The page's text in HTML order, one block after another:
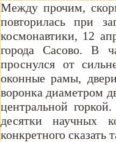
Между прочим,
повторилась при
космонавтики, 12
города Сасово. В
проснулся от
оконные рамы,
воронка диаметром
центральной
десятки научных
конкретного сказать